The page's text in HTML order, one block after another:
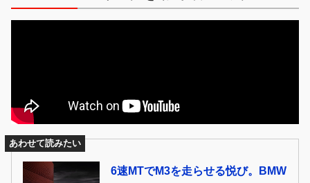
あわせて読みたい
6速MTでM3を走らせる悦び。BMW